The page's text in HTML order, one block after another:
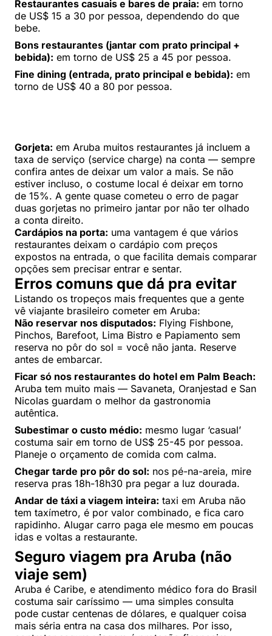
Restaurantes casuais e bares de praia: em torno
de US$ 15 a 30 por pessoa, dependendo do que
bebe.
Bons restaurantes (jantar com prato principal +
bebida): em torno de US$ 25 a 45 por pessoa.
Fine dining (entrada, prato principal e bebida): em
torno de US$ 40 a 80 por pessoa.
Gorjeta: em Aruba muitos restaurantes já incluem a
taxa de serviço (service charge) na conta — sempre
confira antes de deixar um valor a mais. Se não
estiver incluso, o costume local é deixar em torno
de 15%. A gente quase cometeu o erro de pagar
duas gorjetas no primeiro jantar por não ter olhado
a conta direito.
Cardápios na porta: uma vantagem é que vários
restaurantes deixam o cardápio com preços
expostos na entrada, o que facilita demais comparar
opções sem precisar entrar e sentar.
Erros comuns que dá pra evitar
Listando os tropeços mais frequentes que a gente
vê viajante brasileiro cometer em Aruba:
Não reservar nos disputados: Flying Fishbone,
Pinchos, Barefoot, Lima Bistro e Papiamento sem
reserva no pôr do sol = você não janta. Reserve
antes de embarcar.
Ficar só nos restaurantes do hotel em Palm Beach:
Aruba tem muito mais — Savaneta, Oranjestad e San
Nicolas guardam o melhor da gastronomia
autêntica.
Subestimar o custo médio: mesmo lugar ‘casual’
costuma sair em torno de US$ 25-45 por pessoa.
Planeje o orçamento de comida com calma.
Chegar tarde pro pôr do sol: nos pé-na-areia, mire
reserva pras 18h-18h30 pra pegar a luz dourada.
Andar de táxi a viagem inteira: taxi em Aruba não
tem taxímetro, é por valor combinado, e fica caro
rapidinho. Alugar carro paga ele mesmo em poucas
idas e voltas a restaurante.
Seguro viagem pra Aruba (não
viaje sem)
Aruba é Caribe, e atendimento médico fora do Brasil
costuma sair caríssimo — uma simples consulta
pode custar centenas de dólares, e qualquer coisa
mais séria entra na casa dos milhares. Por isso,